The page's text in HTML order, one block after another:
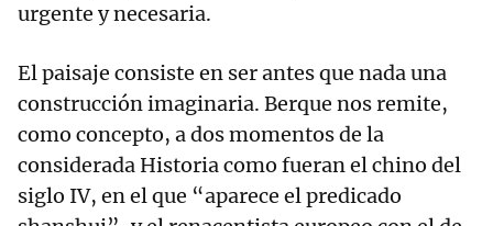
urgente y necesaria.
El paisaje consiste en ser antes que nada una
construcción imaginaria. Berque nos remite,
como concepto, a dos momentos de la
considerada Historia como fueran el chino del
siglo IV, en el que “aparece el predicado